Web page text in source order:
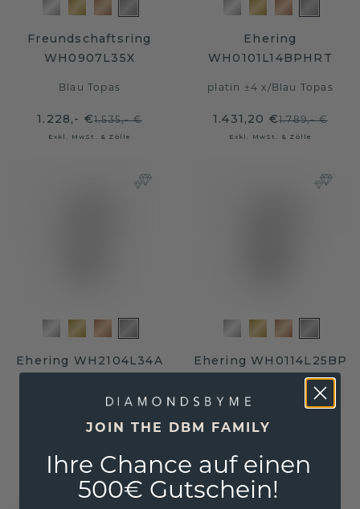
Freundschaftsring
WH0907L35X
Blau Topas
1.228,- €1.535,- €
Exkl. MwSt. & Zölle
Ehering
WH0101L14BPHRT
platin ±4 x/ Blau Topas
1.431,20 €1.789,- €
Exkl. MwSt. & Zölle
Ehering WH2104L34A
1.628,- € 2.035,- €
Ehering WH0114L25BP
Blau Topas
1.687,20 €
JOIN THE DBM FAMILY
Ihre Chance auf einen
500€ Gutschein!